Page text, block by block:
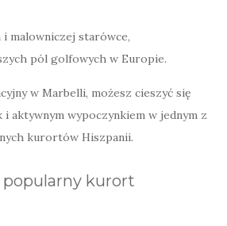
i malowniczej starówce,
pól golfowych w Europie.
w Marbelli, możesz cieszyć się
i aktywnym wypoczynkiem w jednym z
kurortów Hiszpanii.
popularny kurort